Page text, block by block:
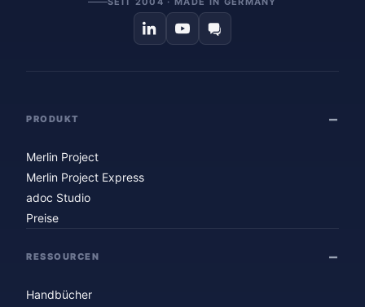
PRODUKT
Merlin Project
Merlin Project Express
adoc Studio
Preise
RESSOURCEN
Handbücher